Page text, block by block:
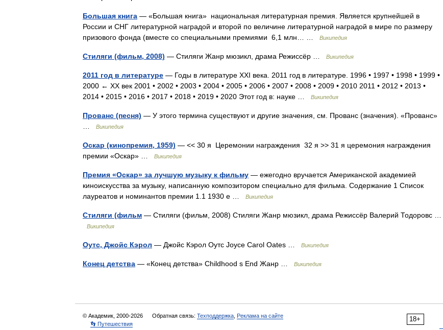
Большая книга — «Большая книга» национальная литературная премия. Является крупнейшей в
России и СНГ литературной наградой и второй по величине литературной наградой в мире по размеру
призового фонда (вместе со специальными премиями 6,1 млн… …
Википедия
Стиляги (фильм, 2008) — Стиляги Жанр мюзикл, драма Режиссёр … Википедия
2011 год в литературе — Годы в литературе XXI века. 2011 год в литературе. 1996 • 1997 • 1998 • 1999 •
2000 ← XX век 2001 • 2002 • 2003 • 2004 • 2005 • 2006 • 2007 • 2008 • 2009 • 2010 2011 • 2012 • 2013 •
2014 • 2015 • 2016 • 2017 • 2018 • 2019 • 2020 Этот год в: науке …
Википедия
Прованс (песня) — У этого термина существуют и другие значения, см. Прованс (значения). «Прованс»
Википедия
Оскар (кинопремия, 1959) — << 30 я Церемонии награждения 32 я >> 31 я церемония награждения
премии «Оскар» …
Википедия
Премия «Оскар» за лучшую музыку к фильму — ежегодно вручается Американской академией
киноискусства за музыку, написанную композитором специально для фильма. Содержание 1 Список
лауреатов и номинантов премии 1.1 1930 е …
Википедия
Стиляги (фильм — Стиляги (фильм, 2008) Стиляги Жанр мюзикл, драма Режиссёр Валерий Тодоровс …
Википедия
Оутс, Джойс Кэрол — Джойс Кэрол Оутс Joyce Carol Oates … Википедия
Конец детства — «Конец детства» Childhood s End Жанр … Википедия
18+
© Академик, 2000-2026 Обратная связь: Техподдержка Реклама на сайте
👣 Путешествия